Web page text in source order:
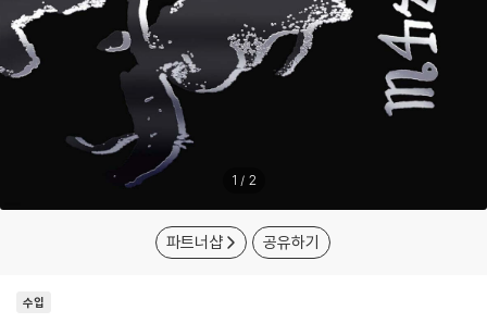
1 / 2
파트너샵 공유하기
수입